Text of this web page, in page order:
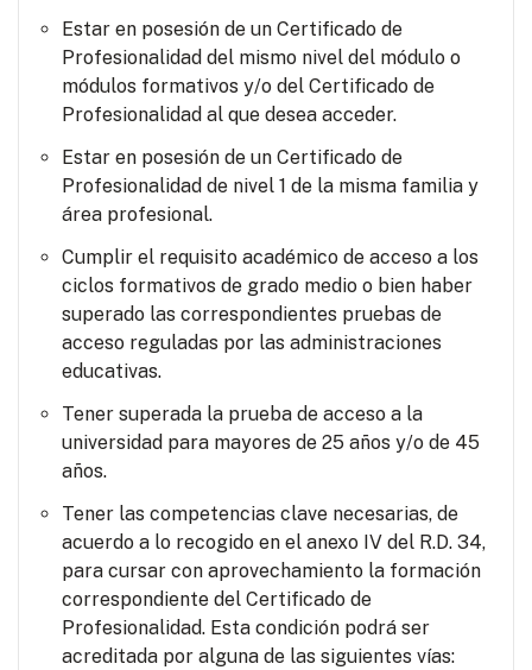
Estar en posesión de un Certificado de
Profesionalidad del mismo nivel del módulo o
módulos formativos y/o del Certificado de
Profesionalidad al que desea acceder.
Estar en posesión de un Certificado de
Profesionalidad de nivel 1 de la misma familia y
área profesional.
Cumplir el requisito académico de acceso a los
ciclos formativos de grado medio o bien haber
superado las correspondientes pruebas de
acceso reguladas por las administraciones
educativas.
Tener superada la prueba de acceso a la
universidad para mayores de 25 años y/o de 45
años.
Tener las competencias clave necesarias, de
acuerdo a lo recogido en el anexo IV del R.D. 34,
para cursar con aprovechamiento la formación
correspondiente del Certificado de
Profesionalidad. Esta condición podrá ser
acreditada por alguna de las siguientes vías: